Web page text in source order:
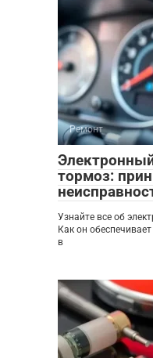
Ремонт
тормоз:
Узнайте все об
Как он
в